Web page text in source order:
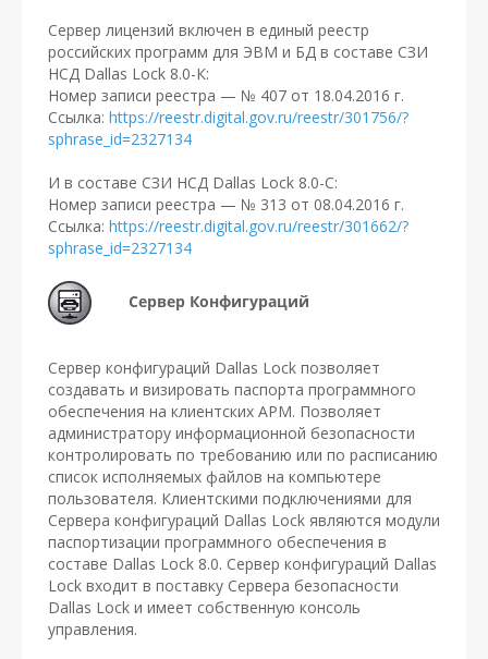
Сервер лицензий включен в единый реестр
российских программ для ЭВМ и БД в составе СЗИ
НСД Dallas Lock 8.0-К:
Номер записи реестра — № 407 от 18.04.2016 г.
Ссылка: https://reestr.digital.gov.ru/reestr/301756/?
sphrase_id=2327134
И в составе СЗИ НСД Dallas Lock 8.0-С:
Номер записи реестра — № 313 от 08.04.2016 г.
Ссылка: https://reestr.digital.gov.ru/reestr/301662/?
sphrase_id=2327134
Сервер Конфигураций
Сервер конфигураций Dallas Lock позволяет
создавать и визировать паспорта программного
обеспечения на клиентских АРМ. Позволяет
администратору информационной безопасности
контролировать по требованию или по расписанию
список исполняемых файлов на компьютере
пользователя. Клиентскими подключениями для
Сервера конфигураций Dallas Lock являются модули
паспортизации программного обеспечения в
составе Dallas Lock 8.0. Сервер конфигураций Dallas
Lock входит в поставку Сервера безопасности
Dallas Lock и имеет собственную консоль
управления.